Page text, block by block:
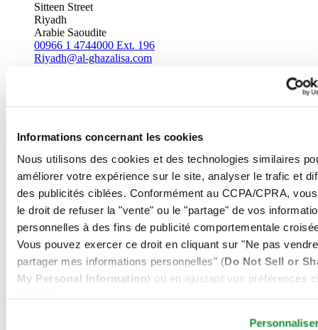
Informations concernant les cookies
Nous utilisons des cookies et des technologies similaires
améliorer votre expérience sur le site, analyser le trafic et
des publicités ciblées. Conformément au CCPA/CPRA,
le droit de refuser la "vente" ou le "partage" de vos
personnelles à des fins de publicité comportementale
Vous pouvez exercer ce droit en cliquant sur "Ne pas
partager mes informations personnelles" (Do Not Sell or
My Personal Information) ou en ajustant vos préférences
Sitteen Street
Riyadh
Arabie Saoudite
00966 1 4744000 Ext. 196
Riyadh@al-ghazalisa.com
Batha
Riyadh
Arabie Saoudite
00966 1 4032968
Riyadh@al-ghazalisa.com
See details Go to the 'AL-GHAZALI RIYADH'
AL-GHAZALI RIYADH
Olaya
Riyadh
Arabie Saoudite
Go to the 'AL-GHAZALI RIYADH'